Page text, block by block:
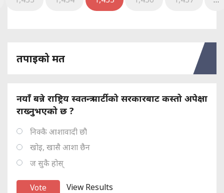
तपाइको मत
नयाँ बन्ने राष्ट्रिय स्वतन्त्र पार्टीको सरकारबाट कस्तो अपेक्षा
राख्नुभएको छ ?
निक्कै आशावादी छौ
खोइ, खासै आशा छैन
ज सुकै होस्
View Results